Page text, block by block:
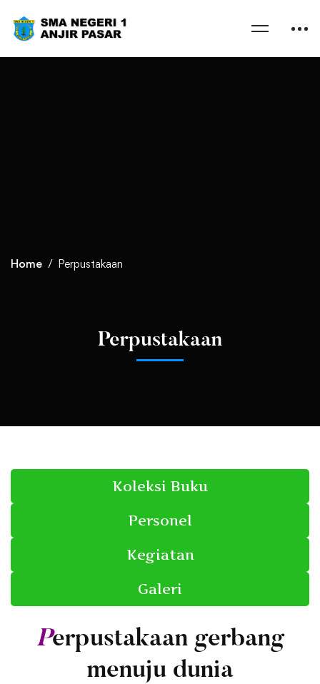
Home Perpustakaan
Perpustakaan
Koleksi Buku
Personel
Kegiatan
Galeri
Perpustakaan gerbang
menuju dunia